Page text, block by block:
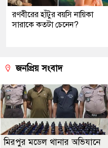
রণবীরের হাঁটুর বয়সি নায়িকা
সারাকে কতটা চেনেন?
জনপ্রিয় সংবাদ
মিরপুর মডেল থানার অভিযানে